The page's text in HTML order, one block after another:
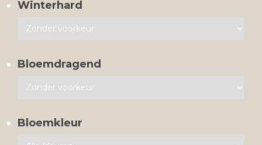
Winterhard
Bloemdragend
Bloemkleur